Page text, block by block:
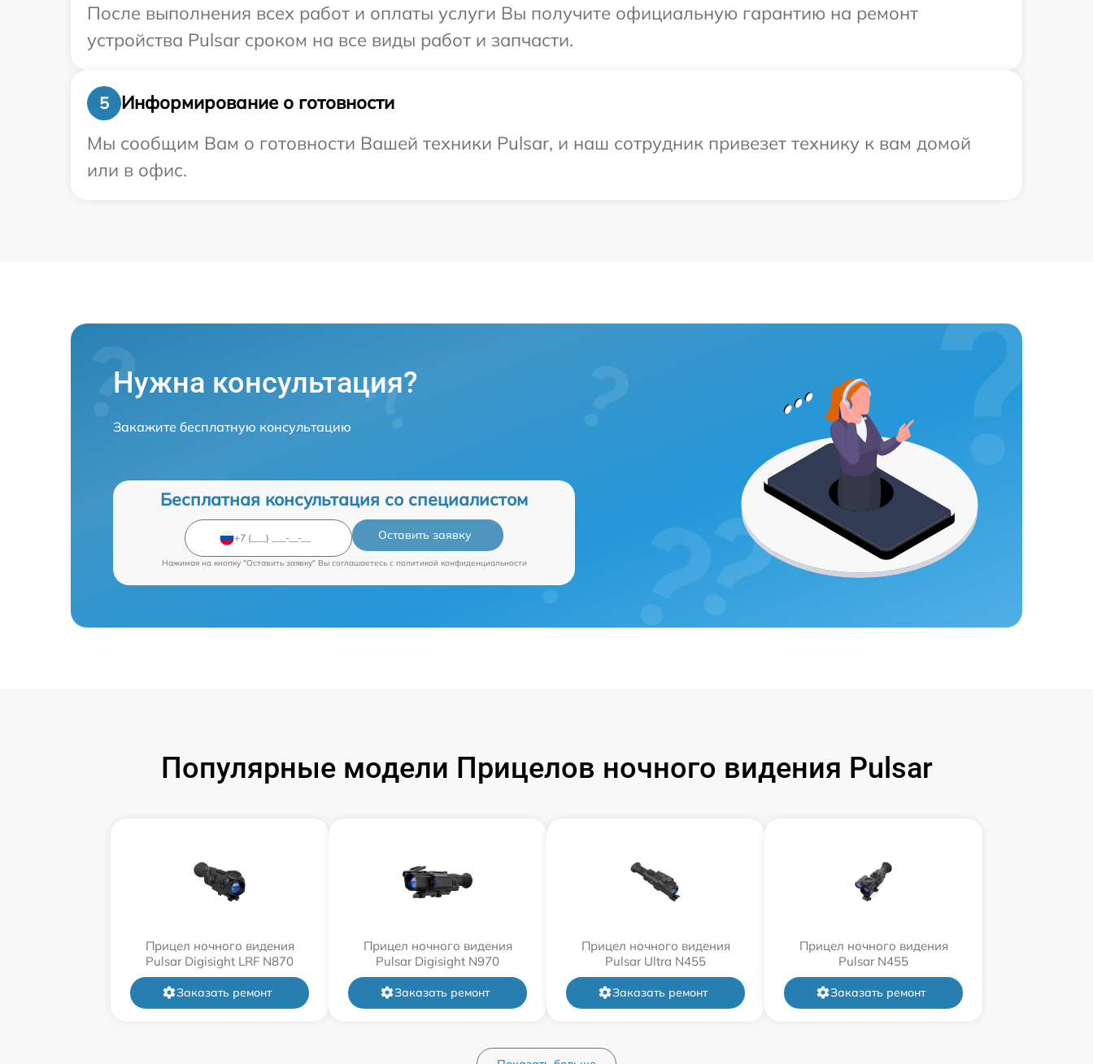
После выполнения всех работ и оплаты услуги Вы получите официальную гарантию на ремонт
устройства Pulsar сроком на все виды работ и запчасти.
5
Информирование о готовности
Мы сообщим Вам о готовности Вашей техники Pulsar, и наш сотрудник привезет технику к вам домой
или в офис.
Нужна консультация?
Закажите бесплатную консультацию
Бесплатная консультация со специалистом
Оставить заявку
Нажимая на кнопку "Оставить заявку" Вы соглашаетесь c политикой конфиденциальности
Популярные модели Прицелов ночного видения Pulsar
Прицел ночного видения
Pulsar Digisight LRF N870
Заказать ремонт
Прицел ночного видения
Pulsar Digisight N970
Заказать ремонт
Прицел ночного видения
Pulsar Ultra N455
Заказать ремонт
Прицел ночного видения
Pulsar N455
Заказать ремонт